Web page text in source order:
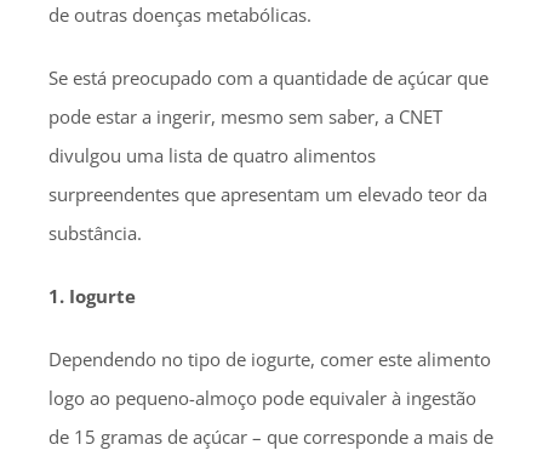
de outras doenças metabólicas.
Se está preocupado com a quantidade de açúcar que
pode estar a ingerir, mesmo sem saber, a CNET
divulgou uma lista de quatro alimentos
surpreendentes que apresentam um elevado teor da
substância.
1. Iogurte
Dependendo no tipo de iogurte, comer este alimento
logo ao pequeno-almoço pode equivaler à ingestão
de 15 gramas de açúcar – que corresponde a mais de